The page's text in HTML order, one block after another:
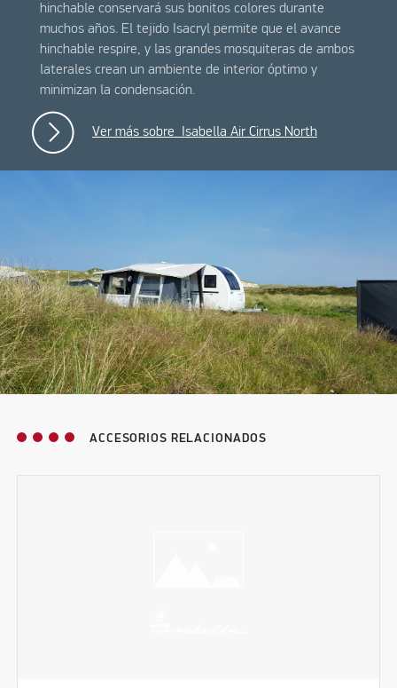
hinchable conservará sus bonitos colores durante
muchos años. El tejido Isacryl permite que el avance
hinchable respire, y las grandes mosquiteras de ambos
laterales crean un ambiente de interior óptimo y
minimizan la condensación.
Ver más sobre Isabella Air Cirrus North
ACCESORIOS RELACIONADOS